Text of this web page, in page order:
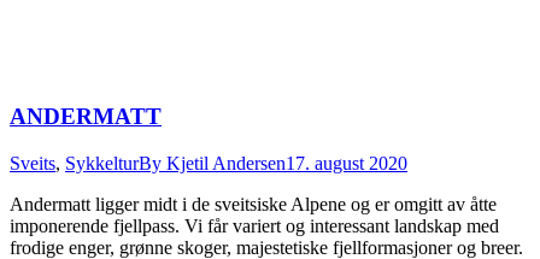
ANDERMATT
Sveits, SykkelturBy Kjetil Andersen17. august 2020
Andermatt ligger midt i de sveitsiske Alpene og er omgitt av åtte
imponerende fjellpass. Vi får variert og interessant landskap med
frodige enger, grønne skoger, majestetiske fjellformasjoner og breer.